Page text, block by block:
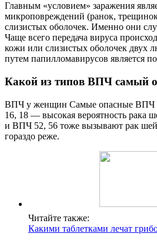
Главным «условием» заражения
микроповреждений (ранок,
слизистых оболочек. Именно они
Чаще всего передача вируса
кожи или слизистых оболочек двух
путем папилломавирусов является
Какой из типов ВПЧ самый
ВПЧ у женщин Самые опасные
16, 18 — высокая вероятность рака
и ВПЧ 52, 56 тоже вызывают рак
гораздо реже.
Читайте также:
Какими таблетками лечат